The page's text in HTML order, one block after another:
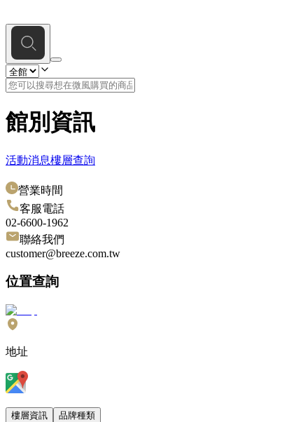
館別資訊
活動消息樓層查詢
營業時間
客服電話
02-6600-1962
聯絡我們
customer@breeze.com.tw
位置查詢
地址
樓層資訊 品牌種類